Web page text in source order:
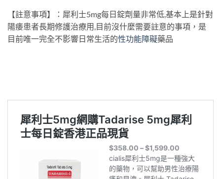
【註意事項】：犀利士5mg每日錠劑量非常低,基本上是針對
陽痿患者長期修護治療用,目前沒什麼需要註意的事項，是
目前唯一完全不影響日常生活的性功能障礙藥品